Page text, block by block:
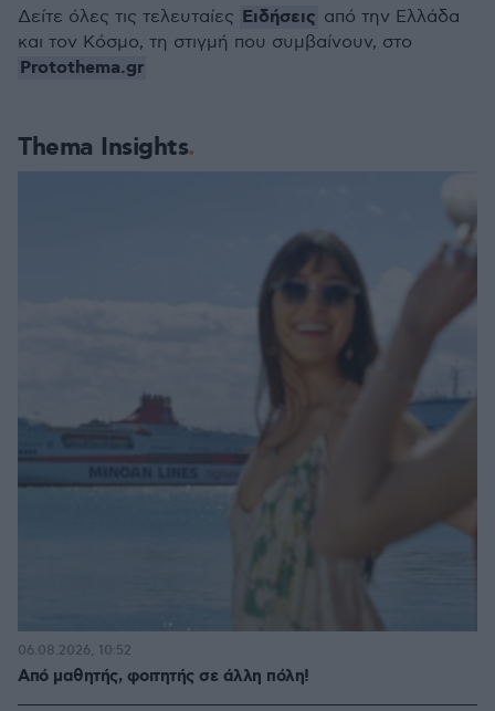
Thema Insights
Από μαθητής, φοιτητής σε άλλη πόλη!
06.08.2026, 10:52
Δείτε όλες τις τελευταίες Ειδήσεις από την Ελλάδα
και τον Κόσμο, τη στιγμή που συμβαίνουν, στο
Protothema.gr